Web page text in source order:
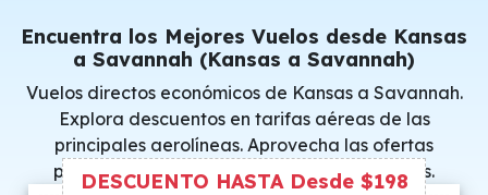
Encuentra los Mejores Vuelos desde Kansas
a Savannah (Kansas a Savannah)
Vuelos directos económicos de Kansas a Savannah.
Explora descuentos en tarifas aéreas de las
principales aerolíneas. Aprovecha las ofertas
promocionales y consigue precios especiales.
DESCUENTO HASTA Desde $198